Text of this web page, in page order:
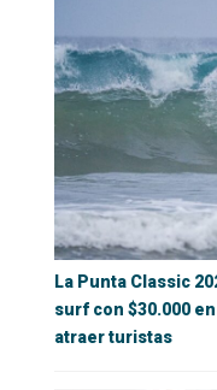
La Punta Classic
surf con $30.000
atraer turistas